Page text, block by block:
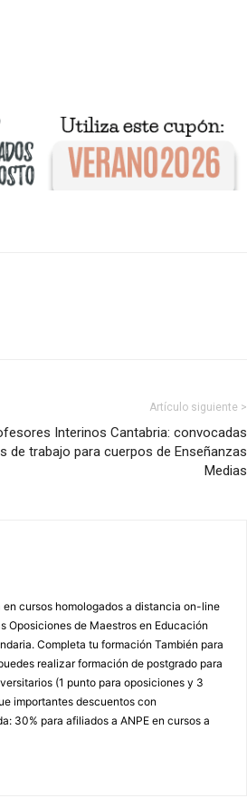
Artículo siguiente >
Interinos Cantabria: convocadas
de trabajo para cuerpos de Enseñanzas
Medias
cursos homologados a distancia on-line
Oposiciones de Maestros en Educación
Completa tu formación También para
realizar formación de postgrado para
(1 punto para oposiciones y 3
importantes descuentos con
30% para afiliados a ANPE en cursos a